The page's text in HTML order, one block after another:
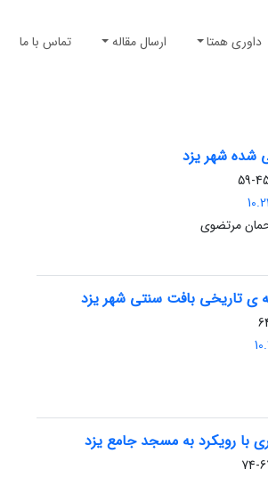
داوری همتا ارسال مقاله تماس با ما
شده شهر یزد
45-
مرتضوی
ی تاریخی بافت سنتی شهر یزد
رویکرد به مسجد جامع یزد